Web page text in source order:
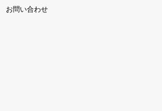
お問い合わせ